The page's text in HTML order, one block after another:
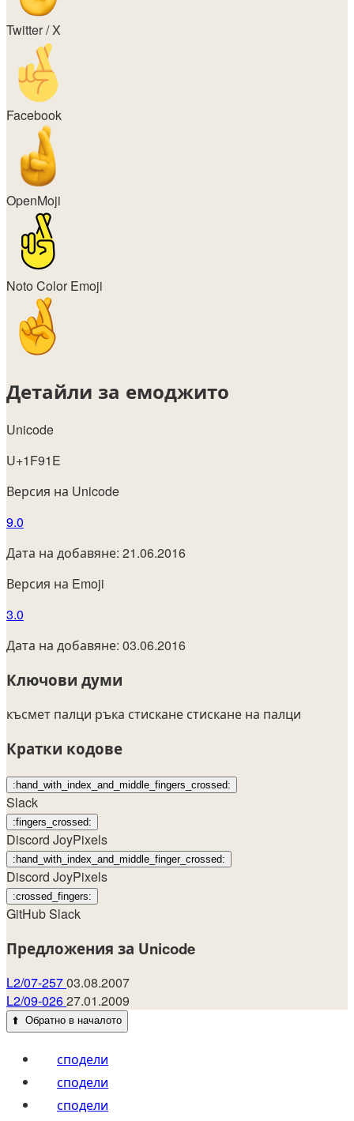
Twitter / X
Facebook
OpenMoji
Noto Color Emoji
Детайли за емоджито
Unicode
U+1F91E
Версия на Unicode
9.0
Дата на добавяне: 21.06.2016
Версия на Emoji
3.0
Дата на добавяне: 03.06.2016
Ключови думи
късмет палци ръка стискане стискане на палци
Кратки кодове
:hand_with_index_and_middle_fingers_crossed:
Slack
:fingers_crossed:
Discord JoyPixels
:hand_with_index_and_middle_finger_crossed:
Discord JoyPixels
:crossed_fingers:
GitHubSlack
Предложения за Unicode
L2/07-25703.08.2007
L2/09-02627.01.2009
⬆️ Обратно в началото
сподели
сподели
сподели